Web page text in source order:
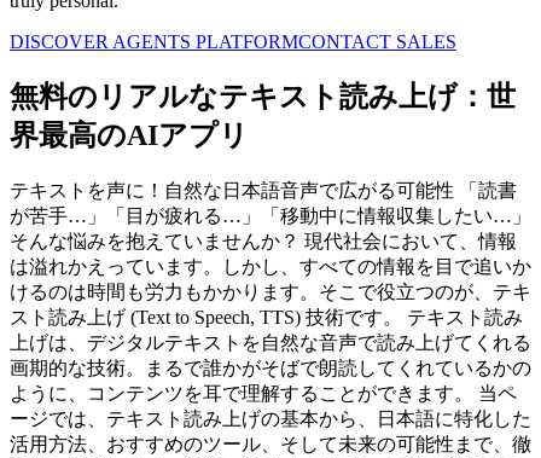
DISCOVER AGENTS PLATFORMCONTACT SALES
無料のリアルなテキスト読み上げ：世
界最高のAIアプリ
テキストを声に！自然な日本語音声で広がる可能性 「読書
が苦手…」「目が疲れる…」「移動中に情報収集したい…」
そんな悩みを抱えていませんか？ 現代社会において、情報
は溢れかえっています。しかし、すべての情報を目で追いか
けるのは時間も労力もかかります。そこで役立つのが、テキ
スト読み上げ (Text to Speech, TTS) 技術です。 テキスト読み
上げは、デジタルテキストを自然な音声で読み上げてくれる
画期的な技術。まるで誰かがそばで朗読してくれているかの
ように、コンテンツを耳で理解することができます。 当ペ
ージでは、テキスト読み上げの基本から、日本語に特化した
活用方法、おすすめのツール、そして未来の可能性まで、徹